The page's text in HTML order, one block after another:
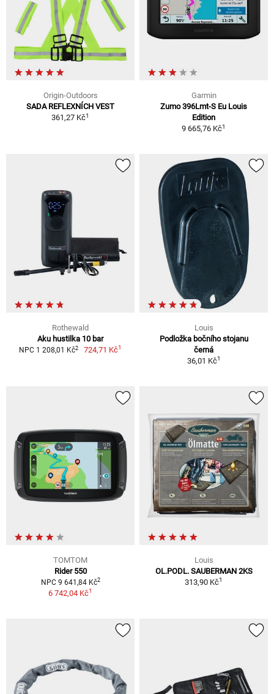
Origin-Outdoors
SADA REFLEXNÍCH VEST
361,27 Kč1
Garmin
Zumo 396Lmt-S Eu Louis
Edition
9 665,76 Kč1
Rothewald
Aku hustilka 10 bar
NPC 1 208,01 Kč2 724,71 Kč1
Louis
Podložka bočního stojanu
černá
36,01 Kč1
TOMTOM
Rider 550
NPC 9 641,84 Kč2
6 742,04 Kč1
Louis
OL.PODL. SAUBERMAN 2KS
313,90 Kč1